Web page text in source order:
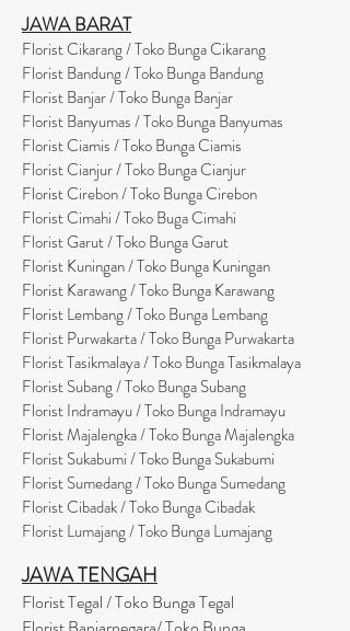
JAWA BARAT
Florist Cikarang/ Toko Bunga Cikarang
Florist Bandung / Toko Bunga Bandung
Florist Banjar / Toko Bunga Banjar
Florist Banyumas / Toko Bunga Banyumas
Florist Ciamis / Toko Bunga Ciamis
Florist Cianjur / Toko Bunga Cianjur
Florist Cirebon / Toko Bunga Cirebon
Florist Cimahi / Toko Buga Cimahi
Florist Garut / Toko Bunga Garut
Florist Kuningan / Toko Bunga Kuningan
Florist Karawang / Toko Bunga Karawang
Florist Lembang / Toko Bunga Lembang
Florist Purwakarta / Toko Bunga Purwakarta
Florist Tasikmalaya / Toko Bunga Tasikmalaya
Florist Subang / Toko Bunga Subang
Florist Indramayu / Toko Bunga Indramayu
Florist Majalengka / Toko Bunga Majalengka
Florist Sukabumi / Toko Bunga Sukabumi
Florist Sumedang / Toko Bunga Sumedang
Florist Cibadak / Toko Bunga Cibadak
Florist Lumajang / Toko Bunga Lumajang
JAWA TENGAH
Florist Tegal / Toko Bunga Tegal